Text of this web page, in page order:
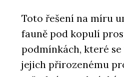
Toto řešení na míru
fauně pod kopulí
podmínkách, které
jejich přirozenému